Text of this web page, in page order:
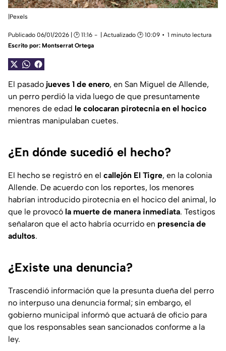
|Pexels
Publicado 06/01/2026 | 🕑 11:16 | Actualizado 🕑 10:09
1 minuto lectura
Escrito por: Montserrat Ortega
El pasado jueves 1 de enero, en San Miguel de Allende,
un perro perdió la vida luego de que presuntamente
menores de edad le colocaran pirotecnia en el hocico
mientras manipulaban cuetes.
¿En dónde sucedió el hecho?
El hecho se registró en el callejón El Tigre, en la colonia
Allende. De acuerdo con los reportes, los menores
habrían introducido pirotecnia en el hocico del animal, lo
que le provocó la muerte de manera inmediata. Testigos
señalaron que el acto habría ocurrido en presencia de
adultos.
¿Existe una denuncia?
Trascendió información que la presunta dueña del perro
no interpuso una denuncia formal; sin embargo, el
gobierno municipal informó que actuará de oficio para
que los responsables sean sancionados conforme a la
ley.